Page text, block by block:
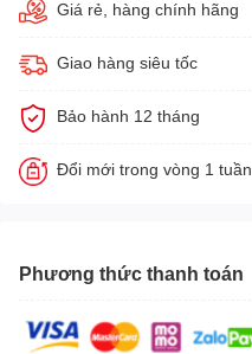
Giá rẻ, hàng chính hãng
Giao hàng siêu tốc
Bảo hành 12 tháng
Đổi mới trong vòng 1 tuần
Phương thức thanh toán